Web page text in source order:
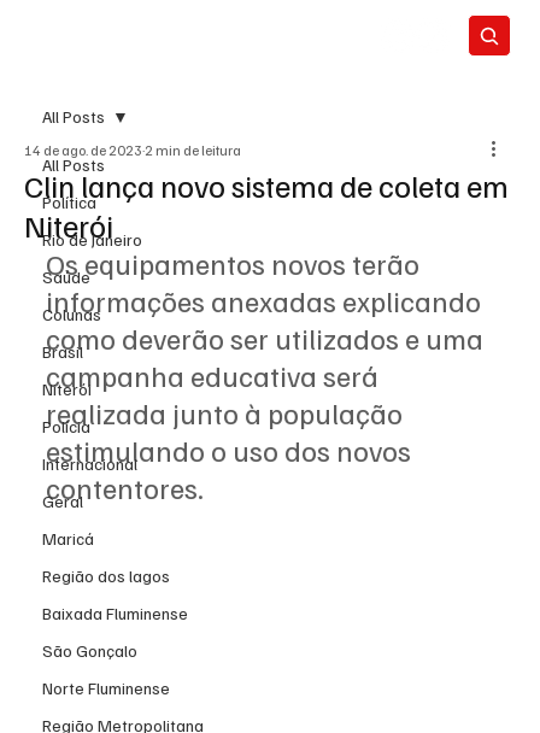
All Posts
Política
Rio de Janeiro
Saúde
Colunas
Brasil
Niterói
Polícia
Internacional
Geral
Maricá
Região dos lagos
Baixada Fluminense
São Gonçalo
Norte Fluminense
Região Metropolitana
All Posts
Clin lança novo sistema de coleta em
Niterói
14 de ago. de 2023 2 min de leitura
Os equipamentos novos terão
informações anexadas explicando
como deverão ser utilizados e uma
campanha educativa será
realizada junto à população
estimulando o uso dos novos
contentores.